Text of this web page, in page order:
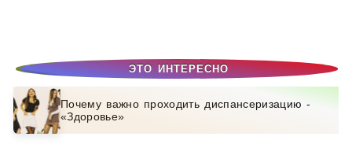
ЭТО ИНТЕРЕСНО
Почему важно проходить диспансеризацию -
«Здоровье»